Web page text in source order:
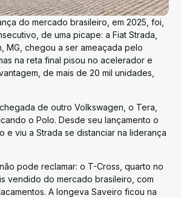
do mercado brasileiro, em 2025, foi,
de uma picape: a Fiat Strada,
MG, chegou a ser ameaçada pelo
na reta final pisou no acelerador e
de mais de 20 mil unidades,
de outro Volkswagen, o Tera,
o Polo. Desde seu lançamento o
e viu a Strada se distanciar na liderança
pode reclamar: o T-Cross, quarto no
vendido do mercado brasileiro, com
A longeva Saveiro ficou na